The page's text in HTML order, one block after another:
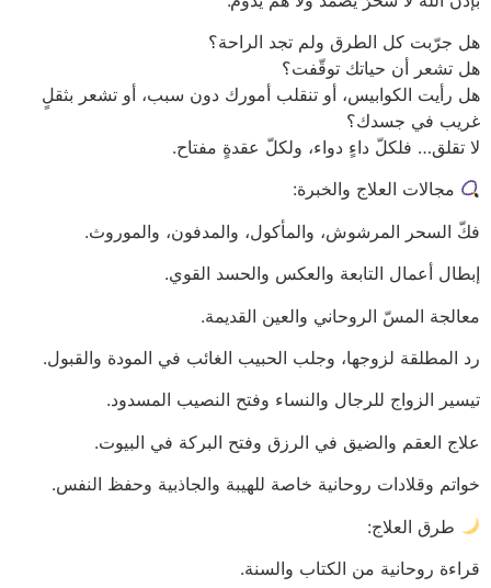
هل جرّبت كل الطرق ولم تجد الراحة؟
هل تشعر أن حياتك توقّفت؟
هل رأيت الكوابيس، أو تنقلب أمورك دون سبب، أو تشعر بثقلٍ
غريب في جسدك؟
لا تقلق… فلكلّ داءٍ دواء، ولكلّ عقدةٍ مفتاح.
مجالات العلاج والخبرة:
فكّ السحر المرشوش، والمأكول، والمدفون، والموروث.
إبطال أعمال التابعة والعكس والحسد القوي.
معالجة المسّ الروحاني والعين القديمة.
رد المطلقة لزوجها، وجلب الحبيب الغائب في المودة والقبول.
تيسير الزواج للرجال والنساء وفتح النصيب المسدود.
علاج العقم والضيق في الرزق وفتح البركة في البيوت.
خواتم وقلادات روحانية خاصة للهيبة والجاذبية وحفظ النفس.
طرق العلاج:
قراءة روحانية من الكتاب والسنة.